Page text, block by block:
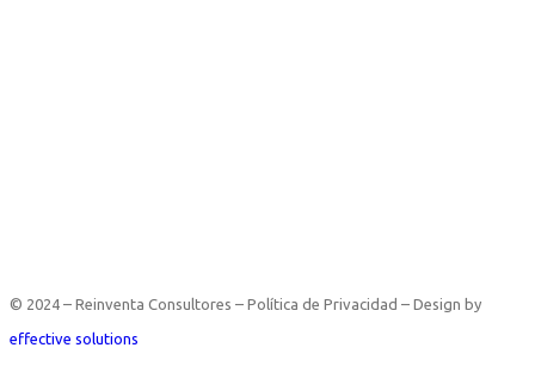
© 2024 – Reinventa Consultores – Política de Privacidad – Design by
effective solutions